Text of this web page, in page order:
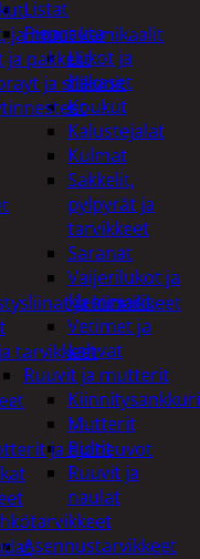
Listat
Pienrauta
Lukot ja
hakaset
Koukut
Kalustejalat
Kulmat
Sakkelit,
pylpyrät ja
tarvikkeet
Saranat
Vaijerilukot ja
klemmarit
Vetimet ja
kahvat
Ruuvit ja mutterit
Mutterit
Pultit
Ruuvit ja
naulat
Asennustarvikkeet
ja muut kemikaalit
ja pakkelit
ja silikonit
ja kiinnikkeet
tarvikkeet
ja ajoneuvot